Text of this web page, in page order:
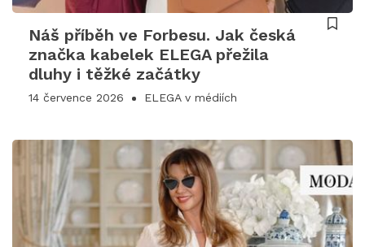
Náš příběh ve Forbesu. Jak česká
značka kabelek ELEGA přežila
dluhy i těžké začátky
14 července 2026 ELEGA v médiích